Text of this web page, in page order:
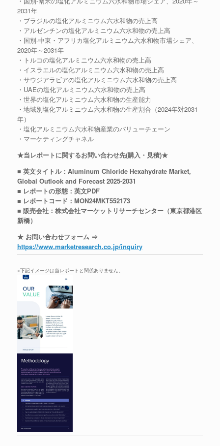
2031年
・ブラジルの塩化アルミニウム六水和物の売上高
・アルゼンチンの塩化アルミニウム六水和物の売上高
・国別-中東・アフリカ塩化アルミニウム六水和物市場シェア、
2020年～2031年
・トルコの塩化アルミニウム六水和物の売上高
・イスラエルの塩化アルミニウム六水和物の売上高
・サウジアラビアの塩化アルミニウム六水和物の売上高
・UAEの塩化アルミニウム六水和物の売上高
・世界の塩化アルミニウム六水和物の生産能力
・地域別塩化アルミニウム六水和物の生産割合（2024年対2031
年）
・塩化アルミニウム六水和物産業のバリューチェーン
・マーケティングチャネル
★当レポートに関するお問い合わせ先(購入・見積)★
■ 英文タイトル：Aluminum Chloride Hexahydrate Market,
Global Outlook and Forecast 2025-2031
■ レポートの形態：英文PDF
■ レポートコード：MON24MKT552173
■ 販売会社：株式会社マーケットリサーチセンター（東京都港区
新橋）
★ お問い合わせフォーム ⇒
https://www.marketresearch.co.jp/inquiry
※下記イメージは当レポートと関係ありません。